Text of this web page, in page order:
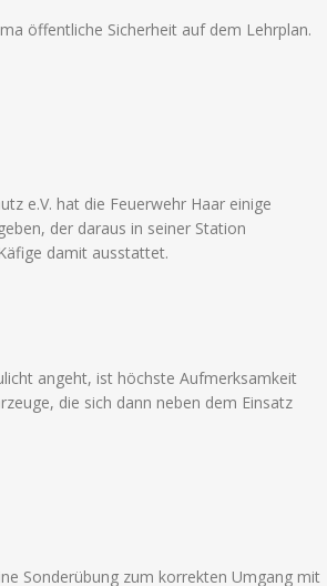
öffentliche Sicherheit auf dem Lehrplan.
e.V. hat die Feuerwehr Haar einige
der daraus in seiner Station
damit ausstattet.
angeht, ist höchste Aufmerksamkeit
die sich dann neben dem Einsatz
Sonderübung zum korrekten Umgang mit